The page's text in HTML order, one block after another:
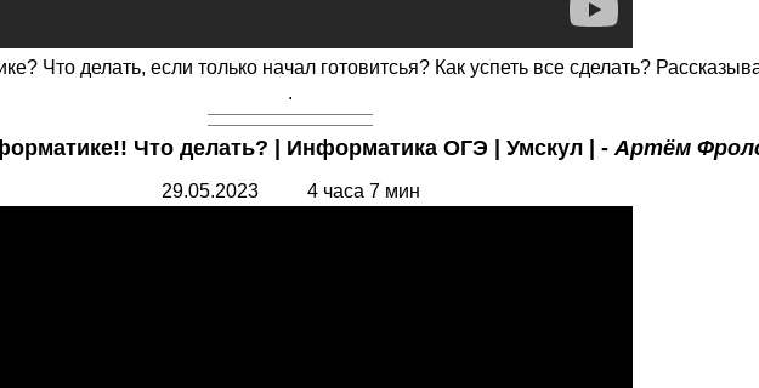
Что делать, если только начал готовитсья? Как успеть все сделать?
.
Что делать? | Информатика ОГЭ | Умскул | -Артём
29.05.2023 4 часа 7 мин